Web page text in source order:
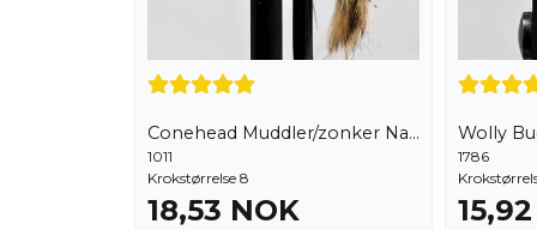
Conehead Muddler/zonker Naturell
1011
Krokstørrelse 8
18,53 NOK
Wolly
1786